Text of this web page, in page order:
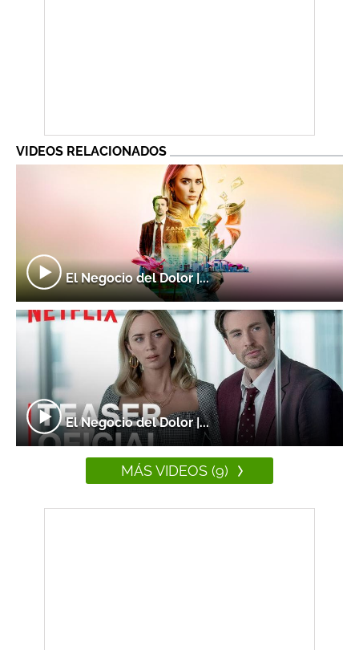
VIDEOS RELACIONADOS
El Negocio del Dolor |...
El Negocio del Dolor |...
MÁS VIDEOS (9)